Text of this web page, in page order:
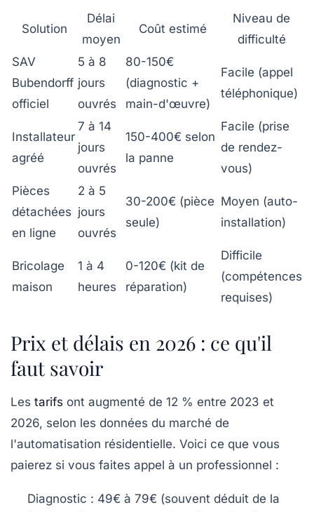
Solution
Délai
moyen
Coût estimé
Niveau de
difficulté
SAV
Bubendorff
officiel
5 à 8
jours
ouvrés
80-150€
(diagnostic +
main-d'œuvre)
Facile (appel
téléphonique)
Installateur
agréé
7 à 14
jours
ouvrés
150-400€ selon
la panne
Facile (prise
de rendez-
vous)
Pièces
détachées
en ligne
2 à 5
jours
ouvrés
30-200€ (pièce
seule)
Moyen (auto-
installation)
Bricolage
maison
1 à 4
heures
0-120€ (kit de
réparation)
Difficile
(compétences
requises)
Prix et délais en 2026 : ce qu'il
faut savoir
Les tarifs ont augmenté de 12 % entre 2023 et
2026, selon les données du marché de
l'automatisation résidentielle. Voici ce que vous
paierez si vous faites appel à un professionnel :
Diagnostic : 49€ à 79€ (souvent déduit de la